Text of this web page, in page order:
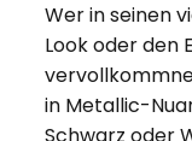
Wer in seinen
Look oder den
in Metallic-